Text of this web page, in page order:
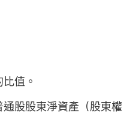
值。
股股東淨資產（股東權